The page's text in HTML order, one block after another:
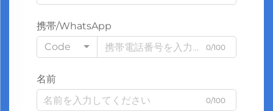
携帯/WhatsApp
Code
0/100
名前
0/100